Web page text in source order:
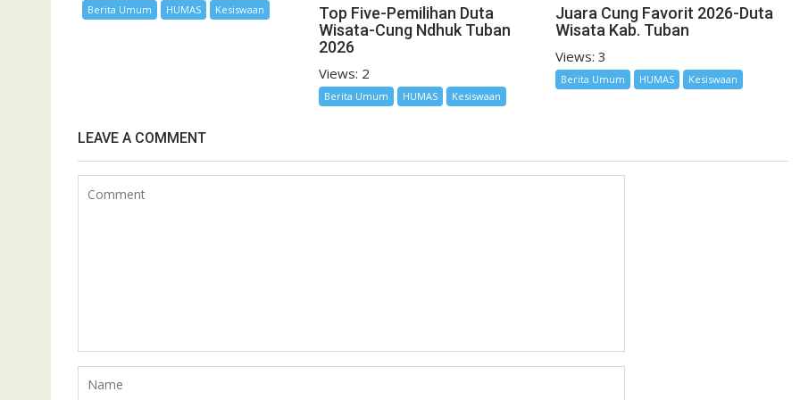
Berita Umum HUMAS Kesiswaan
Top Five-Pemilihan Duta
Wisata-Cung Ndhuk Tuban
2026
Views: 2
Berita Umum HUMAS Kesiswaan
Juara Cung Favorit 2026-Duta
Wisata Kab. Tuban
Views: 3
Berita Umum HUMAS Kesiswaan
LEAVE A COMMENT